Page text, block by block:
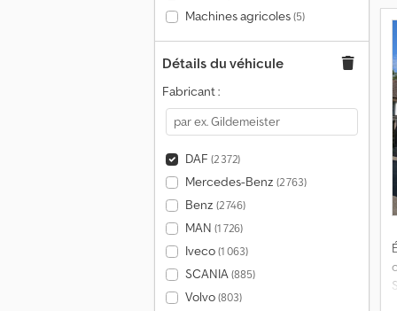
Machines agricoles(5)
Détails du véhicule
Fabricant :
DAF (2 372)
Mercedes-Benz (2 763)
Benz (2 746)
MAN (1 726)
Iveco(1 063)
SCANIA(885)
Volvo(803)